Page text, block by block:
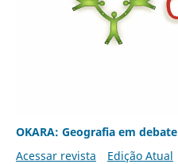
OKARA: Geografia em debate
Acessar revista
Edição Atual